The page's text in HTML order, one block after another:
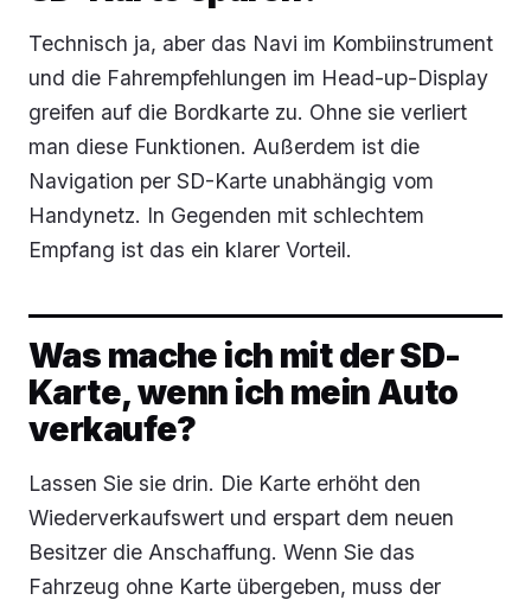
Technisch ja, aber das Navi im Kombiinstrument
und die Fahrempfehlungen im Head-up-Display
greifen auf die Bordkarte zu. Ohne sie verliert
man diese Funktionen. Außerdem ist die
Navigation per SD-Karte unabhängig vom
Handynetz. In Gegenden mit schlechtem
Empfang ist das ein klarer Vorteil.
Was mache ich mit der SD-
Karte, wenn ich mein Auto
verkaufe?
Lassen Sie sie drin. Die Karte erhöht den
Wiederverkaufswert und erspart dem neuen
Besitzer die Anschaffung. Wenn Sie das
Fahrzeug ohne Karte übergeben, muss der